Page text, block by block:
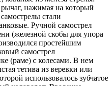
рычаг, нажимая на который
стали
Ручной самострел
(железной скобы для упора
простейшим
самострел
(раме) с колесами. В нем
тетива из веревки или
использовалось зубчатое